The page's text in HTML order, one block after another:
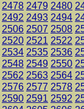
2478 2479 2480
2492 2493 2494
2506 2507 2508
2520 2521 2522
2534 2535 2536
2548 2549 2550
2562 2563 2564
2576 2577 2578
2590 2591 2592